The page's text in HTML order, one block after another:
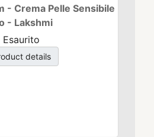
- Crema Pelle Sensibile
- Lakshmi
Esaurito
details